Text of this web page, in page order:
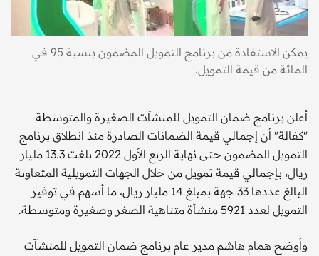
يمكن الاستفادة من برنامج التمويل المضمون بنسبة 95 في
المائة من قيمة التمويل.
أعلن برنامج ضمان التمويل للمنشآت الصغيرة والمتوسطة
"كفالة" أن إجمالي قيمة الضمانات الصادرة منذ انطلاق برنامج
التمويل المضمون حتى نهاية الربع الأول 2022 بلغت 13.3 مليار
ريال، بإجمالي قيمة تمويل من خلال الجهات التمويلية المتعاونة
البالغ عددها 33 جهة بمبلغ 14 مليار ريال، ما أسهم في توفير
التمويل لعدد 5921 منشأة متناهية الصغر وصغيرة ومتوسطة.
وأوضح همام هاشم مدير عام برنامج ضمان التمويل للمنشآت